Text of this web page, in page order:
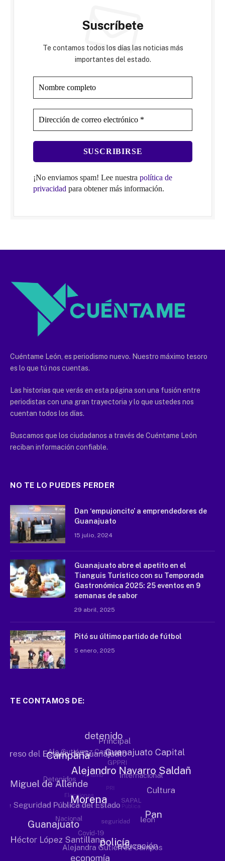
Suscríbete
Te contamos todos los días las noticias más
importantes del estado.
¡No enviamos spam! Lee nuestra política de
privacidad para obtener más información.
Cuéntame León, es periodismo nuevo. Nuestro máximo tesoro
es lo que tú nos cuentas.
Las historias que verás en esta página son una fusión entre
periodistas con una gran trayectoria y lo que ustedes nos
cuentan todos los días.
Buscamos que los ciudadanos a través de Cuéntame León
reciban información confiable.
NO TE LO PUEDES PERDER
Dan ‘empujoncito’ a emprendedores de
Guanajuato
15 julio, 2024
Guanajuato abre el apetito en el
Tianguis Turístico con su Temporada
Gastronómica 2025: 25 eventos en 9
semanas de sabor
29 abril, 2025
Pitó su último partido de fútbol
5 enero, 2025
TE CONTAMOS DE: